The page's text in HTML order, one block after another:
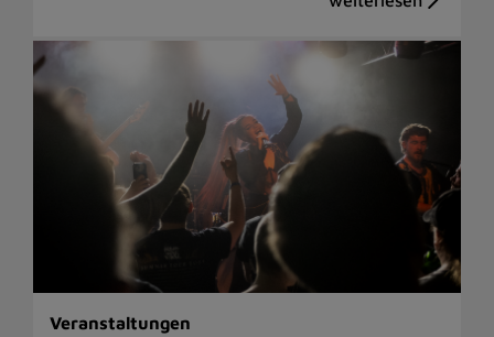
Veranstaltungen